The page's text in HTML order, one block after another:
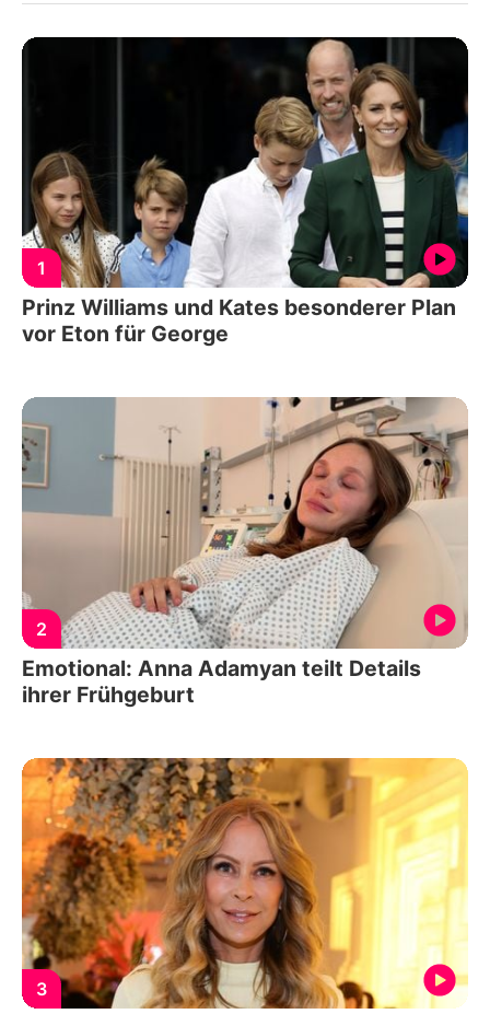
1
Prinz Williams und Kates besonderer Plan
vor Eton für George
2
Emotional: Anna Adamyan teilt Details
ihrer Frühgeburt
3